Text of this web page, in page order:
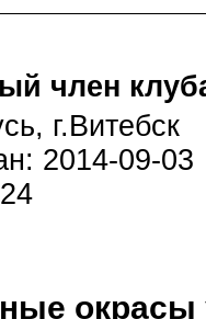
член
г.Витебск
2014-09-03
окрасы